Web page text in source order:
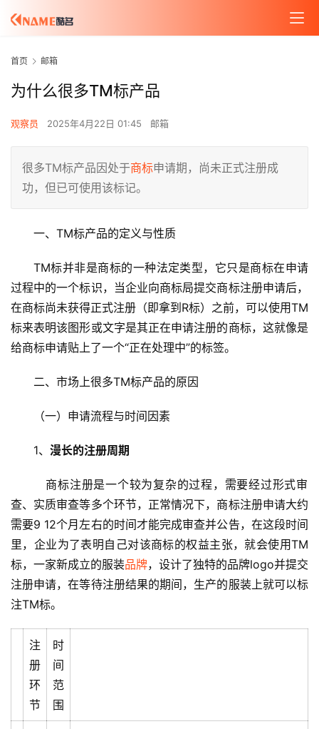
首页 邮箱
为什么很多TM标产品
观察员 2025年4月22日 01:45 邮箱
很多TM标产品因处于商标申请期，尚未正式注册成
功，但已可使用该标记。
一、TM标产品的定义与性质
TM标并非是商标的一种法定类型，它只是商标在申请
过程中的一个标识，当企业向商标局提交商标注册申请后，
在商标尚未获得正式注册（即拿到R标）之前，可以使用TM
标来表明该图形或文字是其正在申请注册的商标，这就像是
给商标申请贴上了一个“正在处理中”的标签。
二、市场上很多TM标产品的原因
（一）申请流程与时间因素
1、 漫长的注册周期
查、实质审查等多个环节，正常情况下，商标注册申请大约
需要9 12个月左右的时间才能完成审查并公告，在这段时间
里，企业为了表明自己对该商标的权益主张，就会使用TM
标，一家新成立的服装品牌，设计了独特的品牌logo并提交
注册申请，在等待注册结果的期间，生产的服装上就可以标
注TM标。
注
册
环
节
时
间
范
围